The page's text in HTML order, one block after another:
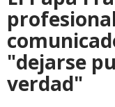
"dejarse
verdad"